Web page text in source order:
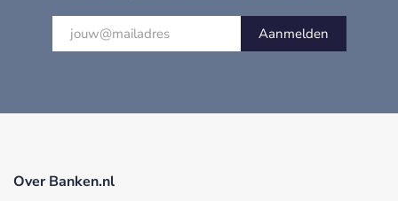
Aanmelden
Over Banken.nl